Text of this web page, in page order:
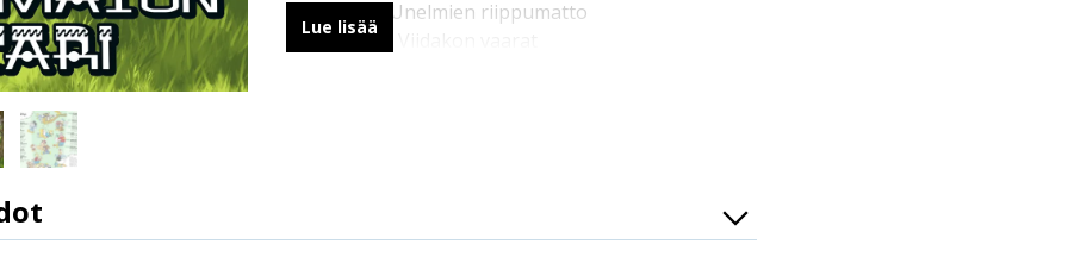
Aku Ankka: Unelmien riippumatto
Roope-setä: Viidakon vaarat
Lue lisää
9789513248697